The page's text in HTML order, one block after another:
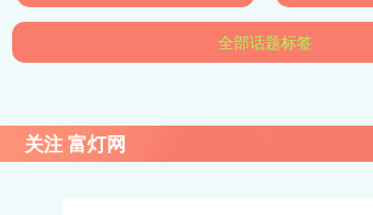
全部话题标签
关注 富灯网